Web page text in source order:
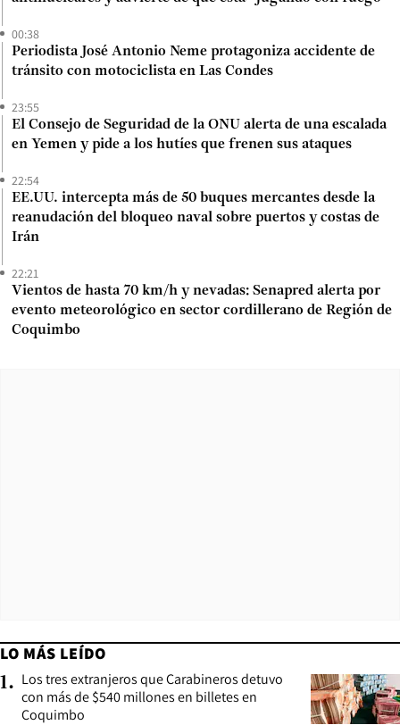
00:38
Periodista José Antonio Neme protagoniza accidente de
tránsito con motociclista en Las Condes
23:55
El Consejo de Seguridad de la ONU alerta de una escalada
en Yemen y pide a los hutíes que frenen sus ataques
22:54
EE.UU. intercepta más de 50 buques mercantes desde la
reanudación del bloqueo naval sobre puertos y costas de
Irán
22:21
Vientos de hasta 70 km/h y nevadas: Senapred alerta por
evento meteorológico en sector cordillerano de Región de
Coquimbo
LO MÁS LEÍDO
1. Los tres extranjeros que Carabineros detuvo
con más de $540 millones en billetes en
Coquimbo